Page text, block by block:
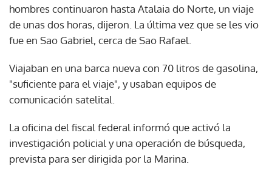
hombres continuaron hasta Atalaia do Norte, un viaje
de unas dos horas, dijeron. La última vez que se les vio
fue en Sao Gabriel, cerca de Sao Rafael.
Viajaban en una barca nueva con 70 litros de gasolina,
"suficiente para el viaje", y usaban equipos de
comunicación satelital.
La oficina del fiscal federal informó que activó la
investigación policial y una operación de búsqueda,
prevista para ser dirigida por la Marina.